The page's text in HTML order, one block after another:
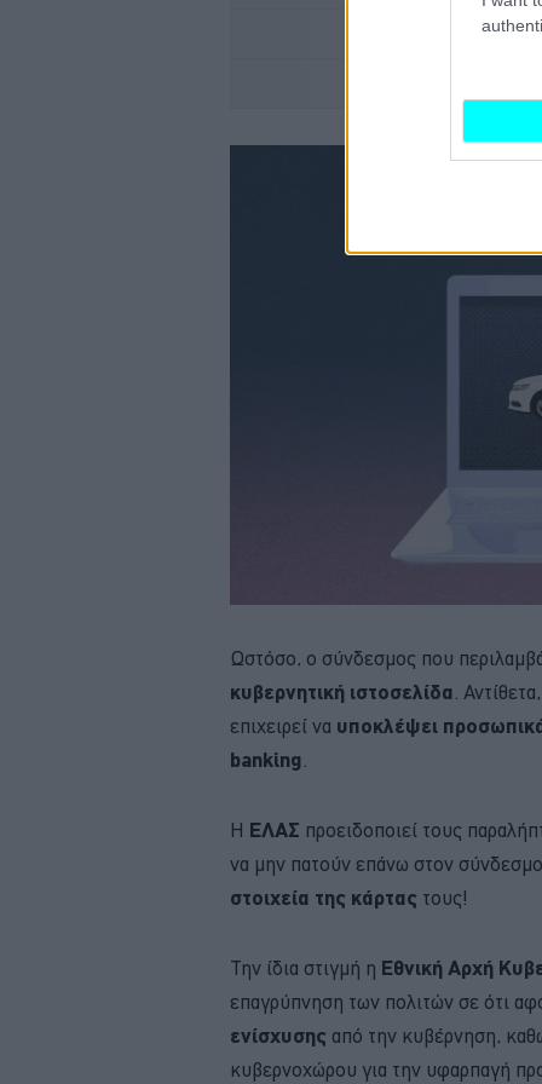
ΜΕΤΑΚΙΝΗΣΗ
Ωστόσο, ο σύνδεσμος που
κυβερνητική ιστοσελίδα .
επιχειρεί να υποκλέψει
banking
Η ΕΛΑΣ προειδοποιεί τους
να μην πατούν επάνω στον
στοιχεία της κάρτας τους!
Την ίδια στιγμή η Εθνική Αρχή
επαγρύπνηση των πολιτών σε ότι
ενίσχυσης από την κυβέρνηση,
κυβερνοχώρου για την υφαρπαγή